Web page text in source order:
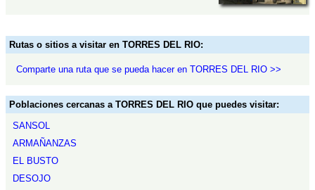
Rutas o sitios a visitar en TORRES DEL RIO:
Comparte una ruta que se pueda hacer en TORRES DEL RIO >>
Poblaciones cercanas a TORRES DEL RIO que puedes visitar:
SANSOL
ARMAÑANZAS
EL BUSTO
DESOJO